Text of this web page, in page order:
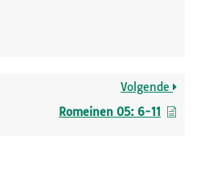
Volgende
Romeinen 05: 6-11